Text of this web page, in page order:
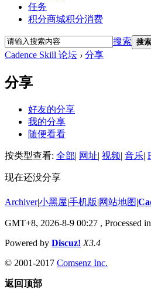
任务
积分商城积分消费
搜索 搜索
Cadence Skill 论坛 › 分享
分享
好友的分享
我的分享
随便看看
按类型查看: 全部| 网址| 视频| 音乐|
现在还没分享
Archiver|小黑屋|手机版|网站地图|
GMT+8, 2026-8-9 00:27 , Processed
Powered by Discuz! X3.4
© 2001-2017 Comsenz Inc.
返回顶部